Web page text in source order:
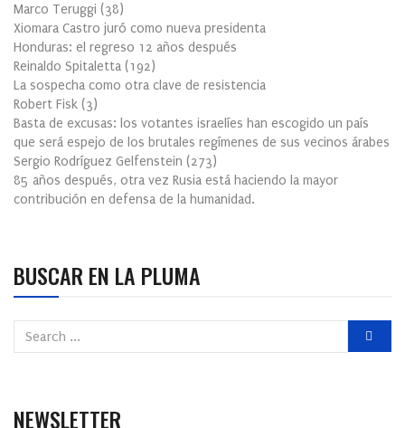
Marco Teruggi (38)
Xiomara Castro juró como nueva presidenta
Honduras: el regreso 12 años después
Reinaldo Spitaletta (192)
La sospecha como otra clave de resistencia
Robert Fisk (3)
Basta de excusas: los votantes israelíes han escogido un país
que será espejo de los brutales regímenes de sus vecinos árabes
Sergio Rodríguez Gelfenstein (273)
85 años después, otra vez Rusia está haciendo la mayor
contribución en defensa de la humanidad.
BUSCAR EN LA PLUMA
NEWSLETTER